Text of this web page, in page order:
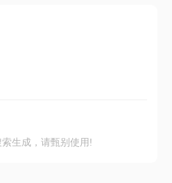
生成，请甄别使用!